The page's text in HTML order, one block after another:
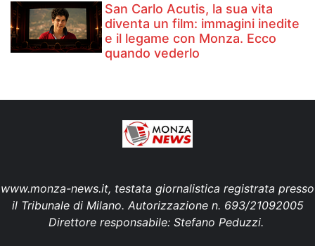
San Carlo Acutis, la sua vita
diventa un film: immagini inedite
e il legame con Monza. Ecco
quando vederlo
www.monza-news.it, testata giornalistica registrata presso
il Tribunale di Milano. Autorizzazione n. 693/21092005
Direttore responsabile: Stefano Peduzzi.